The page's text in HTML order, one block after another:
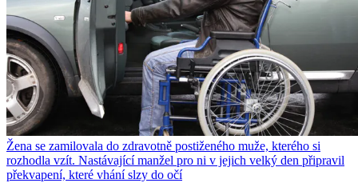
Žena se zamilovala do zdravotně postiženého muže, kterého si
rozhodla vzít. Nastávající manžel pro ni v jejich velký den připravil
překvapení, které vhání slzy do očí